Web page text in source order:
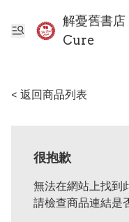
解憂舊書
Cure
< 返回商品列表
很抱歉
無法在網站上找到
請檢查商品連結是